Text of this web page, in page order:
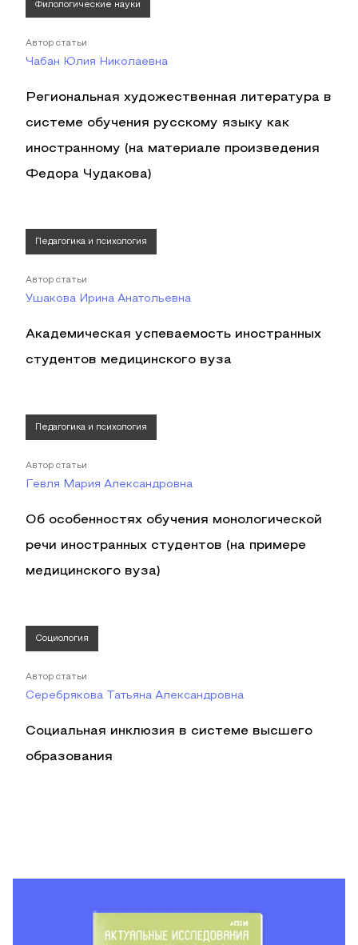
Филологические науки
Автор статьи
Чабан Юлия Николаевна
Региональная художественная литература в
системе обучения русскому языку как
иностранному (на материале произведения
Федора Чудакова)
Педагогика и психология
Автор статьи
Ушакова Ирина Анатольевна
Академическая успеваемость иностранных
студентов медицинского вуза
Педагогика и психология
Автор статьи
Гевля Мария Александровна
Об особенностях обучения монологической
речи иностранных студентов (на примере
медицинского вуза)
Социология
Автор статьи
Серебрякова Татьяна Александровна
Социальная инклюзия в системе высшего
образования